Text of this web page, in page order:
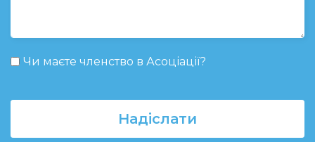
Чи маєте членство в Асоціації?
Надіслати